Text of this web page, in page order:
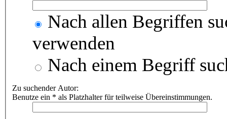
Nach allen Begriffen
verwenden
Nach einem Begriff
Zu suchender Autor:
Benutze ein * als Platzhalter für teilweise Übereinstimmungen.